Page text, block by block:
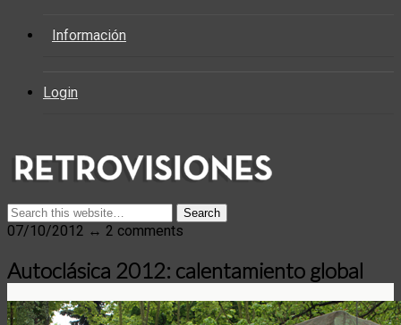
Información
Login
07/10/2012 ↔ 2 comments
Autoclásica 2012: calentamiento global